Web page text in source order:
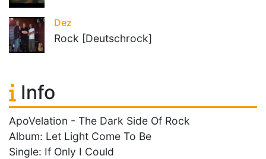
Dez
Rock [Deutschrock]
Info
ApoVelation - The Dark Side Of Rock
Album: Let Light Come To Be
Single: If Only I Could